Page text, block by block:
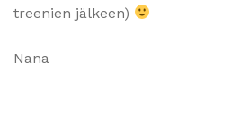
treenien jälkeen)
Nana